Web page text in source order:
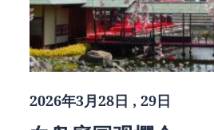
2026年3月28日 , 29日